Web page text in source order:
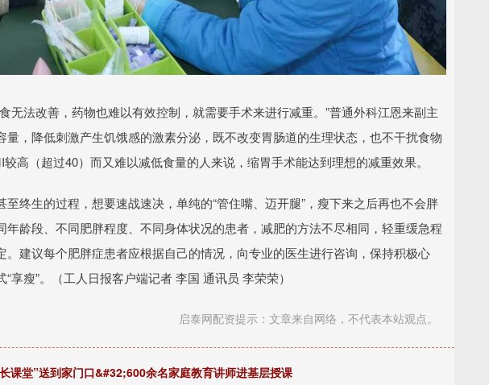
无法改善，药物也难以有效控制，就需要手术来进行减重。”普通外科江恩来副主
，降低刺激产生饥饿感的激素分泌，既不改变胃肠道的生理状态，也不干扰食物
高（超过40）而又难以减低食量的人来说，缩胃手术能达到理想的减重效果。
终生的过程，想要速战速决，单纯的“管住嘴、迈开腿”，瘦下来之后再也不会胖
龄段、不同肥胖程度、不同身体状况的患者，减肥的方法不尽相同，轻重缓急程
。建议每个肥胖症患者应根据自己的情况，向专业的医生进行咨询，保持积极心
享瘦”。（工人日报客户端记者 李国 通讯员 李荣荣）
启泰网配资提示：文章来自网络，不代表本站观点。
课堂”送到家门口&#32;600余名家庭教育讲师进基层授课